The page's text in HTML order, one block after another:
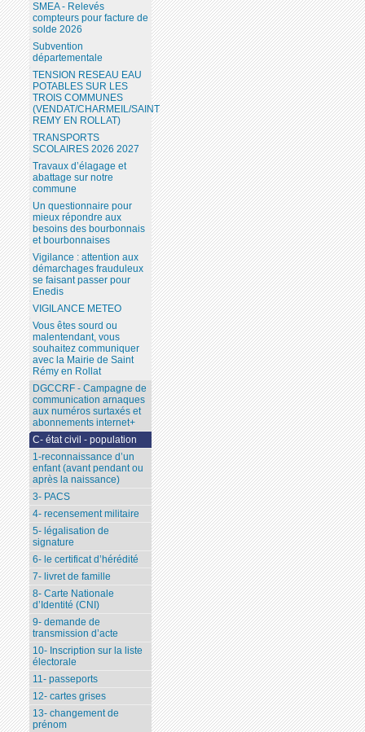
SMEA - Relevés
compteurs pour facture de
solde 2026
Subvention
départementale
TENSION RESEAU EAU
POTABLES SUR LES
TROIS COMMUNES
(VENDAT/CHARMEIL/SAINT
REMY EN ROLLAT)
TRANSPORTS
SCOLAIRES 2026 2027
Travaux d’élagage et
abattage sur notre
commune
Un questionnaire pour
mieux répondre aux
besoins des bourbonnais
et bourbonnaises
Vigilance : attention aux
démarchages frauduleux
se faisant passer pour
Enedis
VIGILANCE METEO
Vous êtes sourd ou
malentendant, vous
souhaitez communiquer
avec la Mairie de Saint
Rémy en Rollat
DGCCRF - Campagne de
communication arnaques
aux numéros surtaxés et
abonnements internet+
C- état civil - population
1-reconnaissance d’un
enfant (avant pendant ou
après la naissance)
3- PACS
4- recensement militaire
5- légalisation de
signature
6- le certificat d’hérédité
7- livret de famille
8- Carte Nationale
d’Identité (CNI)
9- demande de
transmission d’acte
10- Inscription sur la liste
électorale
11- passeports
12- cartes grises
13- changement de
prénom